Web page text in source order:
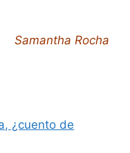
Samantha Rocha
¿cuento de